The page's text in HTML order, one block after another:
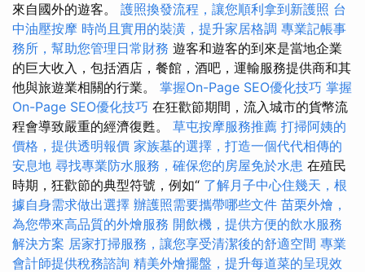
來自國外的遊客。 護照換發流程，讓您順利拿到新護照 台
中油壓按摩 時尚且實用的裝潢，提升家居格調 專業記帳事
務所，幫助您管理日常財務 遊客和遊客的到來是當地企業
的巨大收入，包括酒店，餐館，酒吧，運輸服務提供商和其
他與旅遊業相關的行業。 掌握On-Page SEO優化技巧 掌握
On-Page SEO優化技巧 在狂歡節期間，流入城市的貨幣流
程會導致嚴重的經濟復甦。 草屯按摩服務推薦 打掃阿姨的
價格，提供透明報價 家族墓的選擇，打造一個代代相傳的
安息地 尋找專業防水服務，確保您的房屋免於水患 在殖民
時期，狂歡節的典型符號，例如“ 了解月子中心住幾天，根
據自身需求做出選擇 辦護照需要攜帶哪些文件 苗栗外燴，
為您帶來高品質的外燴服務 開飲機，提供方便的飲水服務
解決方案 居家打掃服務，讓您享受清潔後的舒適空間 專業
會計師提供稅務諮詢 精美外燴擺盤，提升每道菜的呈現效